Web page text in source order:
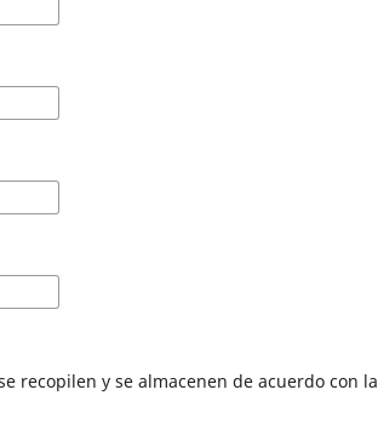
recopilen y se almacenen de acuerdo con la